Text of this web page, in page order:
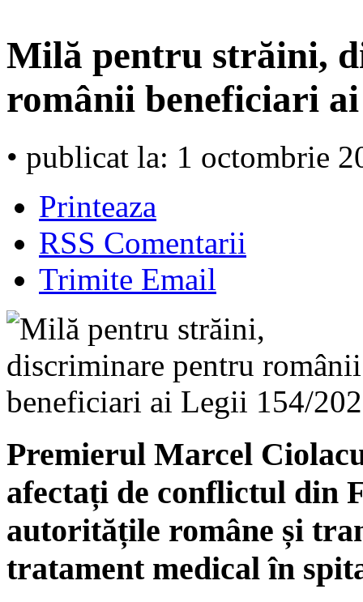
Milă pentru străini,
românii beneficiari
• publicat la: 1 octombrie
Printeaza
RSS Comentarii
Trimite Email
Premierul Marcel
afectați de conflictul din
autoritățile române și
tratament medical în